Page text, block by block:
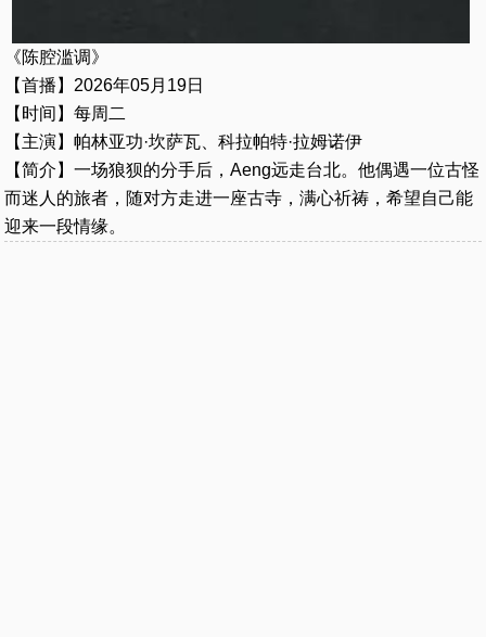
《陈腔滥调》
【首播】2026年05月19日
【时间】每周二
【主演】帕林亚功·坎萨瓦、科拉帕特·拉姆诺伊
【简介】一场狼狈的分手后，Aeng远走台北。他偶遇一位古怪
而迷人的旅者，随对方走进一座古寺，满心祈祷，希望自己能
迎来一段情缘。